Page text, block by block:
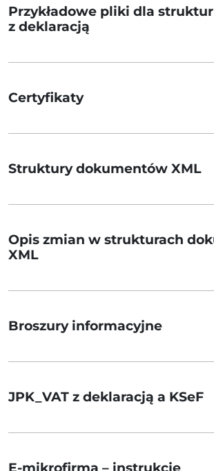
Przykładowe pliki dla struktur
z deklaracją
Certyfikaty
Struktury dokumentów XML
Opis zmian w strukturach
XML
Broszury informacyjne
JPK_VAT z deklaracją a KSeF